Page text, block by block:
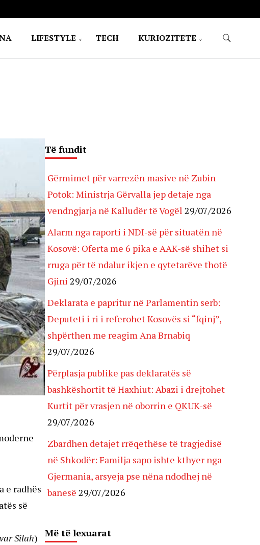
LIFESTYLE TECH KURIOZITETE
e radhës
së
Silah)
Të fundit
Gërmimet për varrezën masive në Zubin
Potok: Ministrja Gërvalla jep detaje nga
vendngjarja në Kalludër të Vogël 29/07/2026
Alarm nga raporti i NDI-së për situatën në
Kosovë: Oferta me 6 pika e AAK-së shihet si
rruga për të ndalur ikjen e qytetarëve thotë
Gjini 29/07/2026
Deklarata e papritur në Parlamentin serb:
Deputeti i ri i referohet Kosovës si “fqinj”,
shpërthen me reagim Ana Brnabiq
29/07/2026
Përplasja publike pas deklaratës së
bashkëshortit të Haxhiut: Abazi i drejtohet
Kurtit për vrasjen në oborrin e QKUK-së
29/07/2026
Zbardhen detajet rrëqethëse të tragjedisë
në Shkodër: Familja sapo ishte kthyer nga
Gjermania, arsyeja pse nëna ndodhej në
banesë 29/07/2026
Më të lexuarat